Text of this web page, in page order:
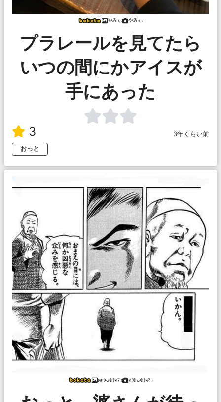
やみぃ やみぃ
プラレールを見てたら
いつの間にかアイスが
手にあった
3
3年くらい前
おっと
ฅ(ФᴗФ)ฅﾏｺ ฅ(ФᴗФ)ฅﾏｺ